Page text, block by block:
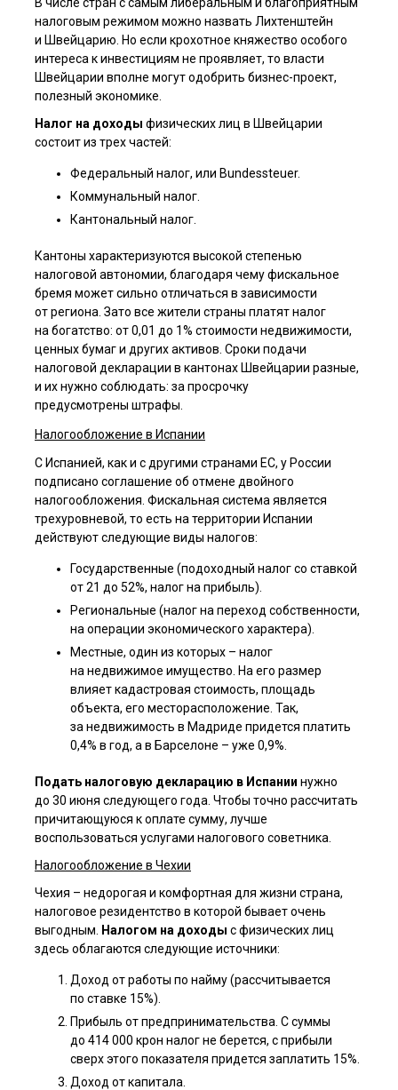
налоговым режимом можно назвать Лихтенштейн
и Швейцарию. Но если крохотное княжество особого
интереса к инвестициям не проявляет, то власти
Швейцарии вполне могут одобрить бизнес-проект,
полезный экономике.
Налог на доходы физических лиц в Швейцарии
состоит из трех частей:
Федеральный налог, или Bundessteuer.
Коммунальный налог.
Кантональный налог.
Кантоны характеризуются высокой степенью
налоговой автономии, благодаря чему фискальное
бремя может сильно отличаться в зависимости
от региона. Зато все жители страны платят налог
на богатство: от 0,01 до 1% стоимости недвижимости,
ценных бумаг и других активов. Сроки подачи
налоговой декларации в кантонах Швейцарии разные,
и их нужно соблюдать: за просрочку
предусмотрены штрафы.
Налогообложение в Испании
С Испанией, как и с другими странами ЕС, у России
подписано соглашение об отмене двойного
налогообложения. Фискальная система является
трехуровневой, то есть на территории Испании
действуют следующие виды налогов:
Государственные (подоходный налог со ставкой
от 21 до 52%, налог на прибыль).
Региональные (налог на переход собственности,
на операции экономического характера).
Местные, один из которых – налог
на недвижимое имущество. На его размер
влияет кадастровая стоимость, площадь
объекта, его месторасположение. Так,
за недвижимость в Мадриде придется платить
0,4% в год, а в Барселоне – уже 0,9%.
Подать налоговую декларацию в Испании нужно
до 30 июня следующего года. Чтобы точно рассчитать
причитающуюся к оплате сумму, лучше
воспользоваться услугами налогового советника.
Налогообложение в Чехии
Чехия – недорогая и комфортная для жизни страна,
налоговое резидентство в которой бывает очень
выгодным.
Налогом на доходы с физических лиц
здесь облагаются следующие источники:
Доход от работы по найму (рассчитывается
по ставке 15%).
Прибыль от предпринимательства. С суммы
до 414 000 крон налог не берется, с прибыли
сверх этого показателя придется заплатить 15%.
Доход от капитала.